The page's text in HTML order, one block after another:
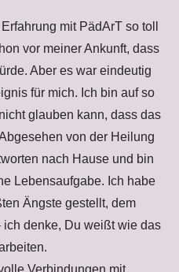
mit PädArT so toll
vor meiner Ankunft, dass
Aber es war eindeutig
für mich. Ich bin auf so
glauben kann, dass das
von der Heilung
nach Hause und bin
Lebensaufgabe. Ich habe
Ängste gestellt, dem
ich denke, Du weißt wie das
Verbindungen mit